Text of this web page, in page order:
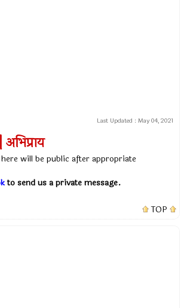
Last Updated : May 04, 2021
will be public after appropriate
to send us a private message.
TOP